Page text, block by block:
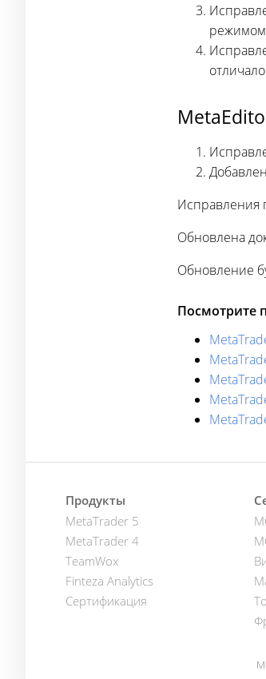
режимом
Исправления
Обновлена
Обновление
Посмотрите
Продукты
MetaTrader 5
MetaTrader 4
TeamWox
Finteza Analytics
Сертификация